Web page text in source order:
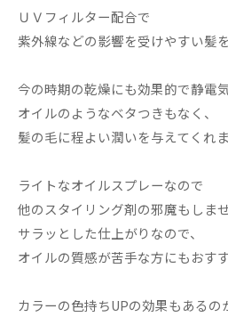
ＵＶフィルター配合で
紫外線などの影響を受けやすい髪
今の時期の乾燥にも効果的で静電
オイルのようなベタつきもなく、
髪の毛に程よい潤いを与えてくれま
ライトなオイルスプレーなので
他のスタイリング剤の邪魔もしませ
サラッとした仕上がりなので、
オイルの質感が苦手な方にもおす
カラーの色持ちUPの効果もある